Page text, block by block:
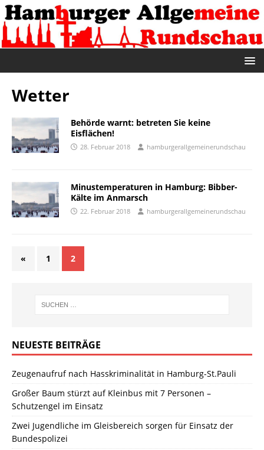
Wetter
Behörde warnt: betreten Sie keine
Eisflächen!
28. Februar 2018 hamburgerallgemeinerundschau
Minustemperaturen in Hamburg: Bibber-
Kälte im Anmarsch
22. Februar 2018 hamburgerallgemeinerundschau
« 1 2
NEUESTE BEITRÄGE
Zeugenaufruf nach Hasskriminalität in Hamburg-St.Pauli
Großer Baum stürzt auf Kleinbus mit 7 Personen –
Schutzengel im Einsatz
Zwei Jugendliche im Gleisbereich sorgen für Einsatz der
Bundespolizei